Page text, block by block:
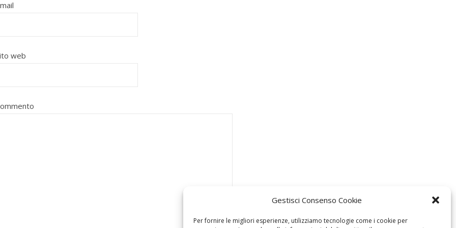
Gestisci Consenso Cookie
Per fornire le migliori esperienze, utilizziamo tecnologie come i cookie per
web